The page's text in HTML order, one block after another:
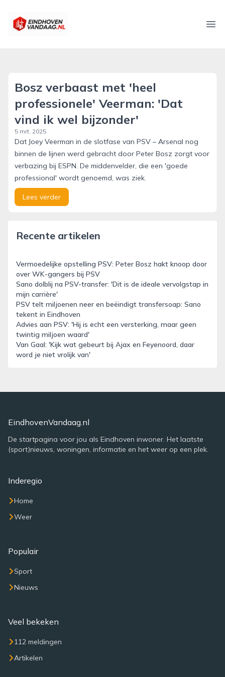
eindhovenvandaag.nl
Bosz verbaast met 'heel
professionele' Veerman: 'Dat
vind ik wel bijzonder'
5 mrt. 2025
Dat Joey Veerman in de slotfase van PSV – Arsenal nog
binnen de lijnen werd gebracht door Peter Bosz zorgt voor
verbazing bij ESPN. De middenvelder, die een 'goede
professional' wordt genoemd, was ziek.
Lees verder
Recente artikelen
Vermoedelijke opstelling PSV: Peter Bosz hakt knoop door
over WK-gangers bij PSV
Sano dolblij na PSV-transfer: 'Dit is de ideale vervolgstap in
mijn carrière'
PSV telt miljoenen neer en beëindigt transfersoap: Sano
tekent in Eindhoven
Advies aan PSV: 'Hij is echt een versterking, maar geen
twintig miljoen waard'
Van Gaal: 'Kijk wat gebeurt bij Ajax en Feyenoord, daar
word je niet vrolijk van'
EindhovenVandaag.nl
De startpagina voor jou als Eindhoven inwoner. Het laatste
(sport)nieuws, woningen, informatie en het weer op een plek.
Inderegio
Home
Weer
Populair
Sport
Nieuws
Veel bekeken
112 meldingen
Artikelen